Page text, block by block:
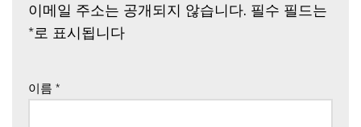
이메일 주소는 공개되지 않습니다. 필수 필드는
*로 표시됩니다
이름 *